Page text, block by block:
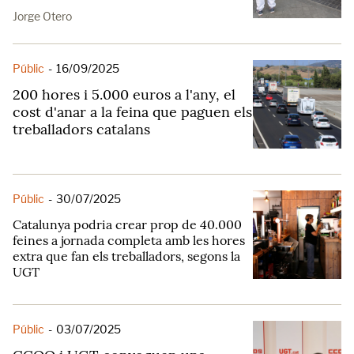
Jorge Otero
Públic - 16/09/2025
200 hores i 5.000 euros a l'any, el
cost d'anar a la feina que paguen els
treballadors catalans
Públic - 30/07/2025
Catalunya podria crear prop de 40.000
feines a jornada completa amb les hores
extra que fan els treballadors, segons la
UGT
Públic - 03/07/2025